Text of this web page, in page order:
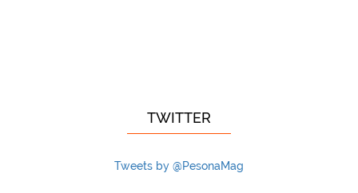
TWITTER
Tweets by @PesonaMag